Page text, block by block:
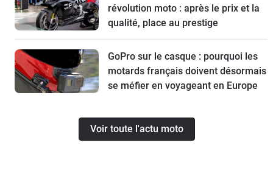
révolution moto : après le prix et la
qualité, place au prestige
GoPro sur le casque : pourquoi les
motards français doivent désormais
se méfier en voyageant en Europe
Voir toute l'actu moto